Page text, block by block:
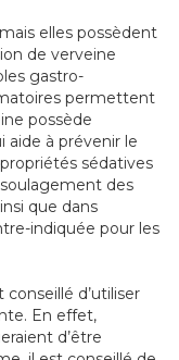
elles possèdent
de verveine
gastro-
permettent
possède
à prévenir le
sédatives
des
que dans
indiquée pour les
d’utiliser
En effet,
d’être